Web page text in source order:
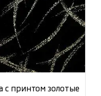
с принтом золотые